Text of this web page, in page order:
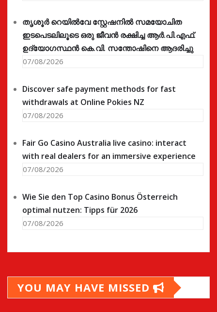
തൃശൂർ റെയിൽവേ സ്റ്റേഷനിൽ സമയോചിത
ഇടപെടലിലൂടെ ഒരു ജീവൻ രക്ഷിച്ച ആർ.പി.എഫ്.
ഉദ്യോഗസ്ഥൻ കെ.വി. സന്തോഷിനെ ആദരിച്ചു
07/08/2026
Discover safe payment methods for fast
withdrawals at Online Pokies NZ
07/08/2026
Fair Go Casino Australia live casino: interact
with real dealers for an immersive experience
07/08/2026
Wie Sie den Top Casino Bonus Österreich
optimal nutzen: Tipps für 2026
07/08/2026
YOU MAY HAVE MISSED